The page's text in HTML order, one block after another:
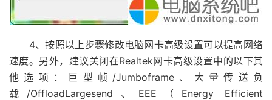
4、按照以上步骤修改电脑网卡高级设置可以提高网络
速度。另外，建议关闭在Realtek网卡高级设置中的以下其
他选项：巨型帧/Jumboframe、大量传送负
载/OffloadLargesend、EEE（Energy Efficient